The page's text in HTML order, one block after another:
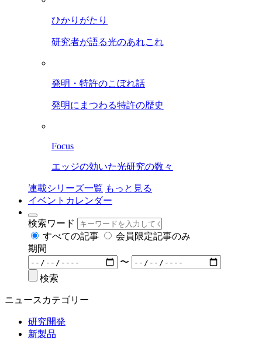
ひかりがたり
研究者が語る光のあれこれ
発明・特許のこぼれ話
発明にまつわる特許の歴史
Focus
エッジの効いた光研究の数々
連載シリーズ一覧 もっと見る
イベントカレンダー
検索ワード
すべての記事
会員限定記事のみ
期間
〜
検索
ニュースカテゴリー
研究開発
新製品